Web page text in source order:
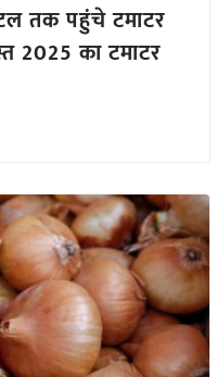
तक पहुंचे टमाटर
2025 का टमाटर